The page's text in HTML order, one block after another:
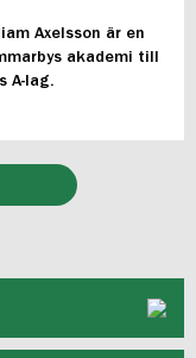
Axelsson är en
akademi till
A-lag.